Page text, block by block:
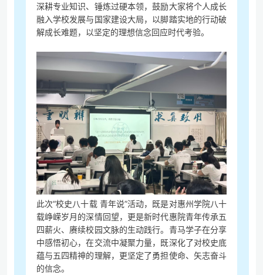
深耕专业知识、锤炼过硬本领，鼓励大家将个人成长
融入学校发展与国家建设大局，以脚踏实地的行动破
解成长难题，以坚定的理想信念回应时代考验。
此次“校史八十载 青年说”活动，既是对惠州学院八十
载峥嵘岁月的深情回望，更是新时代惠院青年传承五
四薪火、赓续校园文脉的生动践行。青马学子在分享
中感悟初心，在交流中凝聚力量，既深化了对校史底
蕴与五四精神的理解，更坚定了勇担使命、矢志奋斗
的信念。